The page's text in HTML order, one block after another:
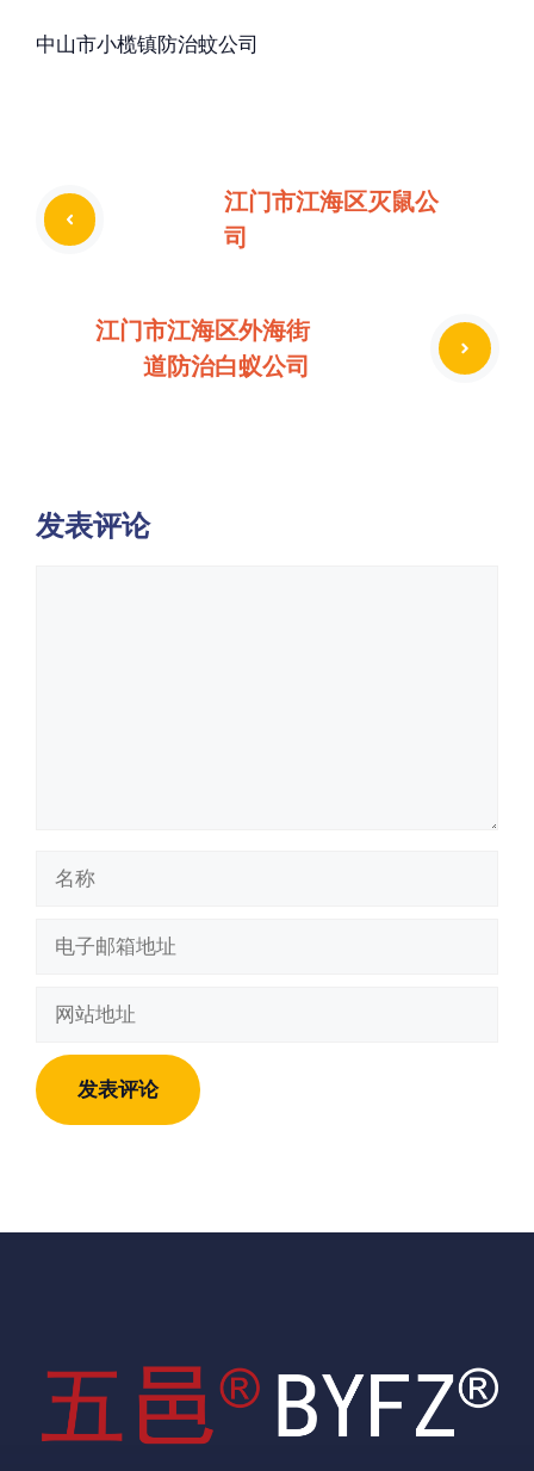
中山市小榄镇防治蚊公司
江门市江海区灭鼠公
司
江门市江海区外海街
道防治白蚁公司
发表评论
地
址
地
址